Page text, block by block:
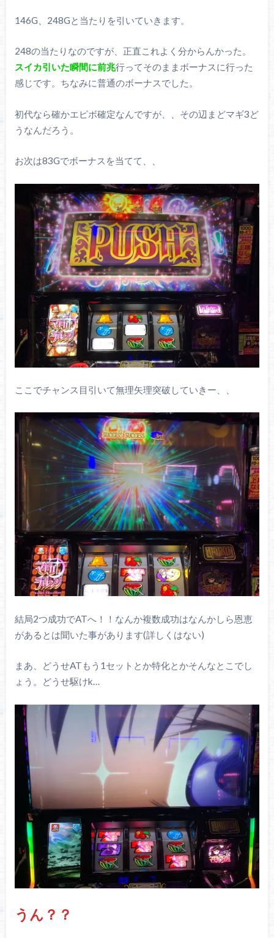
146G、248Gと当たりを引いていきます。
248の当たりなのですが、正直これよく分からんかった。
スイカ引いた瞬間に前兆行ってそのままボーナスに行った
感じです。ちなみに普通のボーナスでした。
初代なら確かエピボ確定なんですが、、その辺まどマギ3ど
うなんだろう。
お次は83Gでボーナスを当てて、、
ここでチャンス目引いて無理矢理突破していきー、、
結局2つ成功でATへ！！なんか複数成功はなんかしら恩恵
があるとは聞いた事があります(詳しくはない)
まあ、どうせATもう1セットとか特化とかそんなとこでし
ょう。どうせ駆けk…
うん？？